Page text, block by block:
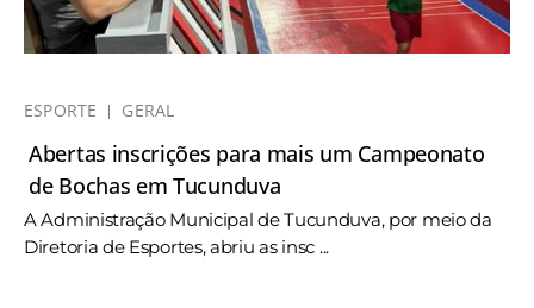
ESPORTE GERAL
Abertas inscrições para mais um Campeonato
de Bochas em Tucunduva
A Administração Municipal de Tucunduva, por meio da
Diretoria de Esportes, abriu as insc ...